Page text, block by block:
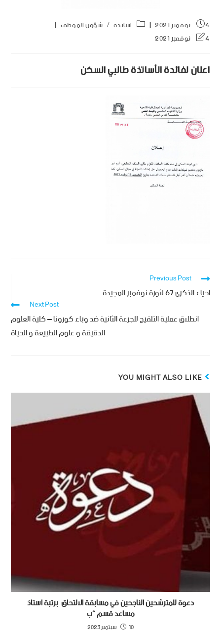
4 نوفمبر 2021 اساتذة / شؤون الموظف
4 نوفمبر 2021
اعلان لفائدة الأساتذة طالبي السكن
Previous Post
احياء الذكرى ٦٧ لثورة نوفمبر المجيدة
Next Post
انطلاق عملية التلقيح للجرعة الثانية ضد وباء كورونا – كلية العلوم
الدقيقة و علوم الطبيعة و الحياة
YOU MIGHT ALSO LIKE
دعوة للمترشحين الناجحين في مسابقة الالتحاق برتبة استاذ
مساعد قسم “ب
10 سبتمبر 2023